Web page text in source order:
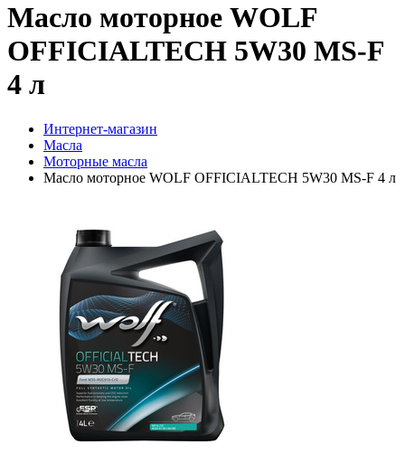
Масло моторное WOLF
OFFICIALTECH 5W30 MS-F
4 л
Интернет-магазин
Масла
Моторные масла
Масло моторное WOLF OFFICIALTECH 5W30 MS-F 4 л